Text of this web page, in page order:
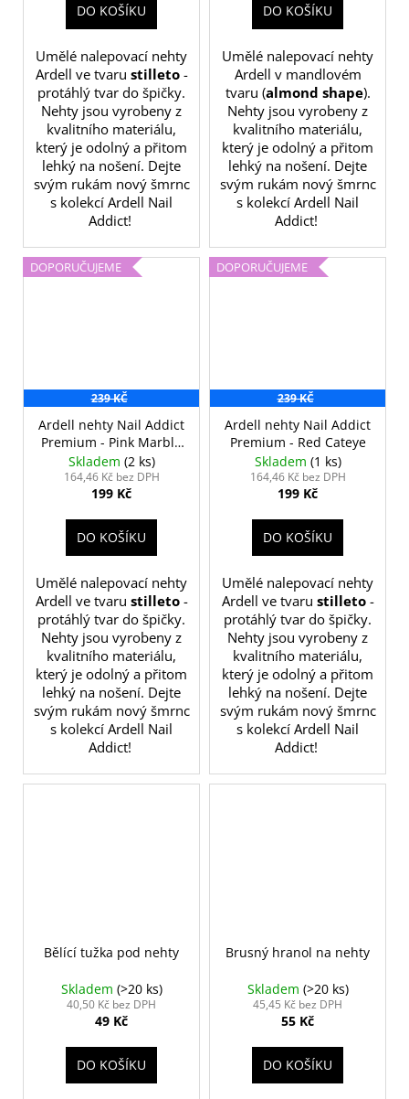
DO KOŠÍKU
Umělé nalepovací nehty
Ardell ve tvaru stilleto-
protáhlý tvar do špičky.
Nehty jsou vyrobeny z
kvalitního materiálu,
který je odolný a přitom
lehký na nošení. Dejte
svým rukám nový šmrnc
s kolekcí Ardell Nail
Addict!
DO KOŠÍKU
Umělé nalepovací nehty
Ardell v mandlovém
tvaru (almond shape).
Nehty jsou vyrobeny z
kvalitního materiálu,
který je odolný a přitom
lehký na nošení. Dejte
svým rukám nový šmrnc
s kolekcí Ardell Nail
Addict!
DOPORUČUJEME
239 KČ
Ardell nehty Nail Addict
Premium - Pink Marble
& Gold
Skladem (2 ks)
164,46 Kč bez DPH
199 Kč
DO KOŠÍKU
Umělé nalepovací nehty
Ardell ve tvaru stilleto-
protáhlý tvar do špičky.
Nehty jsou vyrobeny z
kvalitního materiálu,
který je odolný a přitom
lehký na nošení. Dejte
svým rukám nový šmrnc
s kolekcí Ardell Nail
Addict!
DOPORUČUJEME
239 KČ
Ardell nehty Nail Addict
Premium - Red Cateye
Skladem (1 ks)
164,46 Kč bez DPH
199 Kč
DO KOŠÍKU
Umělé nalepovací nehty
Ardell ve tvaru stilleto-
protáhlý tvar do špičky.
Nehty jsou vyrobeny z
kvalitního materiálu,
který je odolný a přitom
lehký na nošení. Dejte
svým rukám nový šmrnc
s kolekcí Ardell Nail
Addict!
Bělící tužka pod nehty
Skladem (>20 ks)
40,50 Kč bez DPH
49 Kč
DO KOŠÍKU
Brusný hranol na nehty
Skladem (>20 ks)
45,45 Kč bez DPH
55 Kč
DO KOŠÍKU